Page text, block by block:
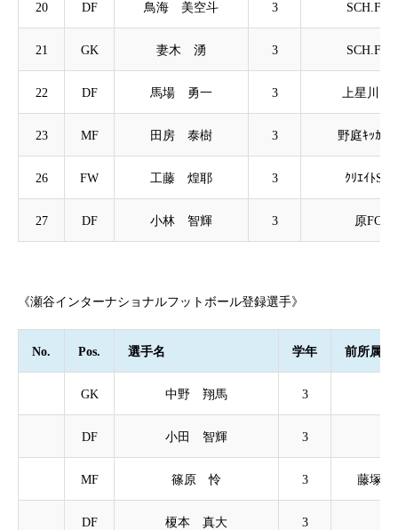
20 DF 鳥海 美空斗 3 SCH.FC
21 GK 妻木 湧 3 SCH.FC
22 DF 馬場 勇一 3 上星川SC
23 MF 田房 泰樹 3 野庭ｷｯｶ-ｽﾞ
26 FW 工藤 煌耶 3 ｸﾘｴｲﾄSC
27 DF 小林 智輝 3 原FC
《瀬谷インターナショナルフットボール登録選手》
No. Pos. 選手名 学年 前所属
GK 中野 翔馬 3
DF 小田 智輝 3
MF 篠原 怜 3 藤塚キ
DF 榎本 真大 3